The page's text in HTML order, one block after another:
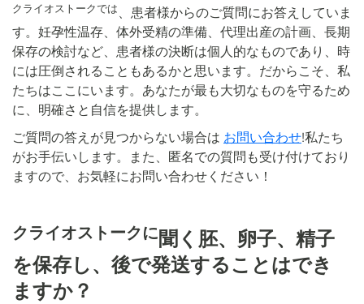
クライオストークでは、患者様からのご質問にお答えしていま
す。妊孕性温存、体外受精の準備、代理出産の計画、長期
保存の検討など、患者様の決断は個人的なものであり、時
には圧倒されることもあるかと思います。だからこそ、私
たちはここにいます。あなたが最も大切なものを守るため
に、明確さと自信を提供します。
ご質問の答えが見つからない場合は お問い合わせ!私たち
がお手伝いします。また、匿名での質問も受け付けており
ますので、お気軽にお問い合わせください！
クライオストークに聞く胚、卵子、精子
を保存し、後で発送することはでき
ますか？